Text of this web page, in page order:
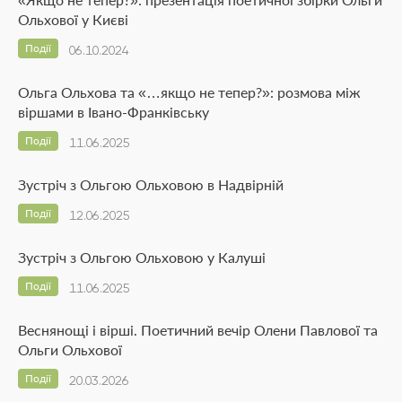
Ольхової у Києві
06.10.2024
Події
Ольга Ольхова та «…якщо не тепер?»: розмова між
віршами в Івано-Франківську
11.06.2025
Події
Зустріч з Ольгою Ольховою в Надвірній
12.06.2025
Події
Зустріч з Ольгою Ольховою у Калуші
11.06.2025
Події
Веснянощі і вірші. Поетичний вечір Олени Павлової та
Ольги Ольхової
20.03.2026
Події